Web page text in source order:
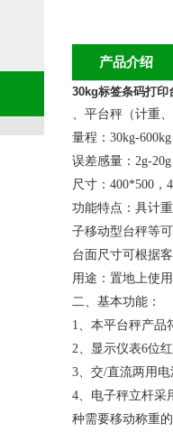
产品介绍
30kg标签条码打印
、 平台秤 （计重
量程：30kg-600kg
误差感量：2g-20g
尺寸：400*500，
功能特点：具计
子移动型台秤等
台面尺寸可根据
用途：置地上使
二、基本功能：
1、本平台秤产品
2、显示仪表6位
3、交/直流两用
4、电子秤立杆采
种需要移动称重